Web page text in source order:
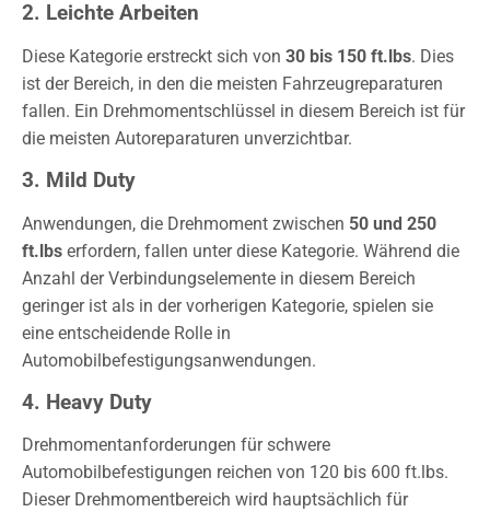
2. Leichte Arbeiten
Diese Kategorie erstreckt sich von 30 bis 150 ft.lbs. Dies
ist der Bereich, in den die meisten Fahrzeugreparaturen
fallen. Ein Drehmomentschlüssel in diesem Bereich ist für
die meisten Autoreparaturen unverzichtbar.
3. Mild Duty
Anwendungen, die Drehmoment zwischen 50 und 250
ft.lbs erfordern, fallen unter diese Kategorie. Während die
Anzahl der Verbindungselemente in diesem Bereich
geringer ist als in der vorherigen Kategorie, spielen sie
eine entscheidende Rolle in
Automobilbefestigungsanwendungen.
4. Heavy Duty
Drehmomentanforderungen für schwere
Automobilbefestigungen reichen von 120 bis 600 ft.lbs.
Dieser Drehmomentbereich wird hauptsächlich für